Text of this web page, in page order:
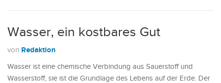
Wasser, ein kostbares Gut
von Redaktion
Wasser ist eine chemische Verbindung aus Sauerstoff und
Wasserstoff, sie ist die Grundlage des Lebens auf der Erde. Der